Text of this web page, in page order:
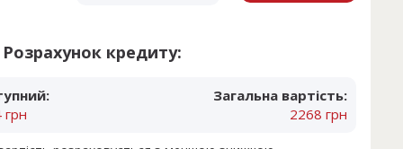
Розрахунок кредиту:
грн
Загальна вартість:
2268 грн